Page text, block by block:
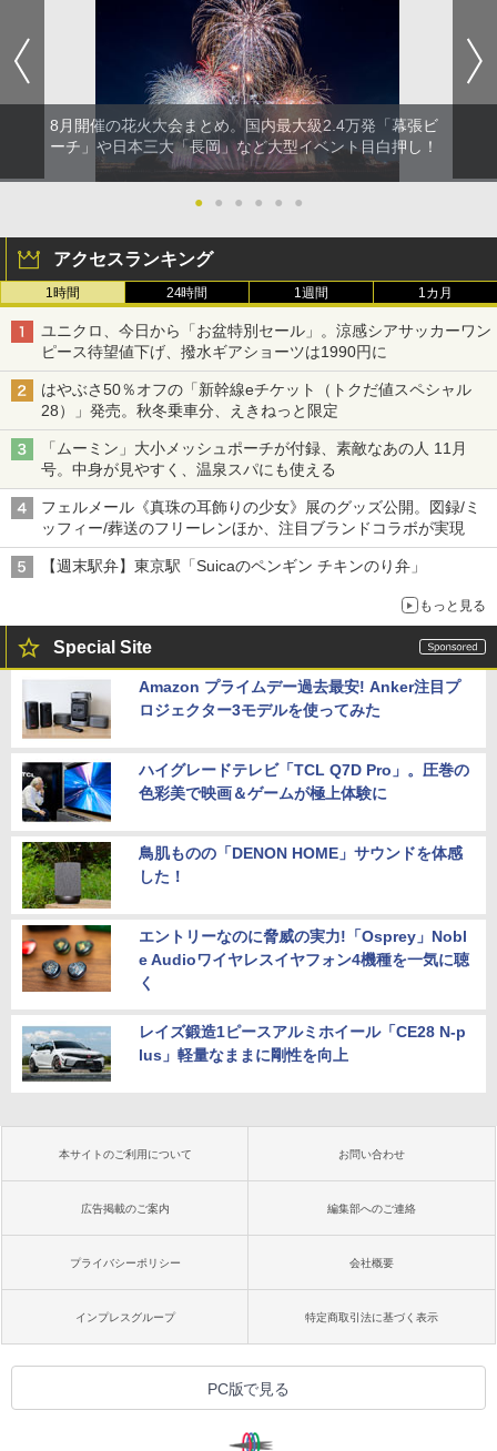
8月開催の花火大会まとめ。国内最大級2.4万発「幕張ビ
ーチ」や日本三大「長岡」など大型イベント目白押し！
● ● ● ● ● ●
アクセスランキング
1時間 24時間 1週間 1カ月
ユニクロ、今日から「お盆特別セール」。涼感シアサッカーワン
ピース待望値下げ、撥水ギアショーツは1990円に
はやぶさ50％オフの「新幹線eチケット（トクだ値スペシャル
28）」発売。秋冬乗車分、えきねっと限定
「ムーミン」大小メッシュポーチが付録、素敵なあの人 11月
号。中身が見やすく、温泉スパにも使える
フェルメール《真珠の耳飾りの少女》展のグッズ公開。図録/ミ
ッフィー/葬送のフリーレンほか、注目ブランドコラボが実現
【週末駅弁】東京駅「Suicaのペンギン チキンのり弁」
もっと見る
Special Site
Amazon プライムデー過去最安! Anker注目プ
ロジェクター3モデルを使ってみた
ハイグレードテレビ「TCL Q7D Pro」。圧巻の
色彩美で映画＆ゲームが極上体験に
鳥肌ものの「DENON HOME」サウンドを体感
した！
エントリーなのに脅威の実力!「Osprey」Nobl
e Audioワイヤレスイヤフォン4機種を一気に聴
く
レイズ鍛造1ピースアルミホイール「CE28 N-p
lus」軽量なままに剛性を向上
本サイトのご利用について お問い合わせ
広告掲載のご案内 編集部へのご連絡
プライバシーポリシー 会社概要
インプレスグループ 特定商取引法に基づく表示
PC版で見る